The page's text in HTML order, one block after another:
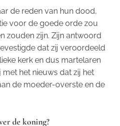
de reden van hun dood,
voor de goede orde zou
zouden zijn. Zijn antwoord
dat zij veroordeeld
kerk en dus martelaren
het nieuws dat zij het
de moeder-overste en de
de koning?